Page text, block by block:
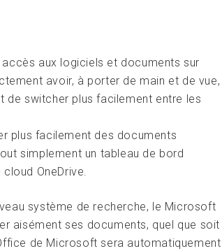
aux logiciels et documents sur
avoir, à porter de main et de vue,
de switcher plus facilement entre les
plus facilement des documents
simplement un tableau de bord
OneDrive.
système de recherche, le Microsoft
aisément ses documents, quel que soit
de Microsoft sera automatiquement